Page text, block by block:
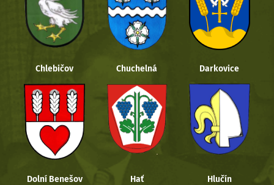
Chlebičov Chuchelná Darkovice
Dolní Benešov Hať Hlučín